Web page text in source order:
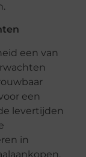
een van
een
levertijden
in